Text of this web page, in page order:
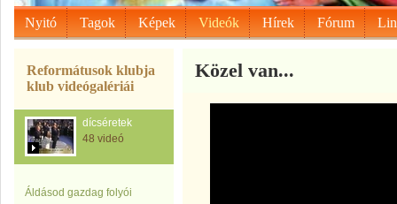
Nyitó Tagok Képek Videók Hírek Fórum
Reformátusok klubja
klub videógalériái
dícséretek
48 videó
Áldásod gazdag folyói
Közel van...